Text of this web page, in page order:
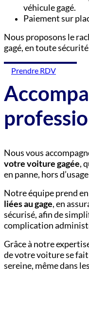
véhicule gagé.
Paiement sur
Nous proposons le
gagé, en toute
Prendre RDV
Nous vous
votre voiture gagée,
en panne, hors
Notre équipe prend
liées au gage, en
sécurisé, afin de
complication
Grâce à notre
de votre voiture se
sereine, même dans